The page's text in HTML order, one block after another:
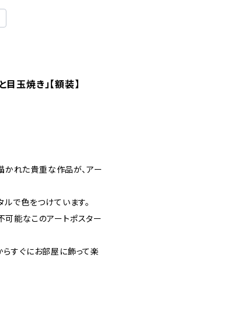
玉焼き」【額装】
れた貴重な作品が、アー
で色をつけています。
可能なこのアートポスター
すぐにお部屋に飾って楽